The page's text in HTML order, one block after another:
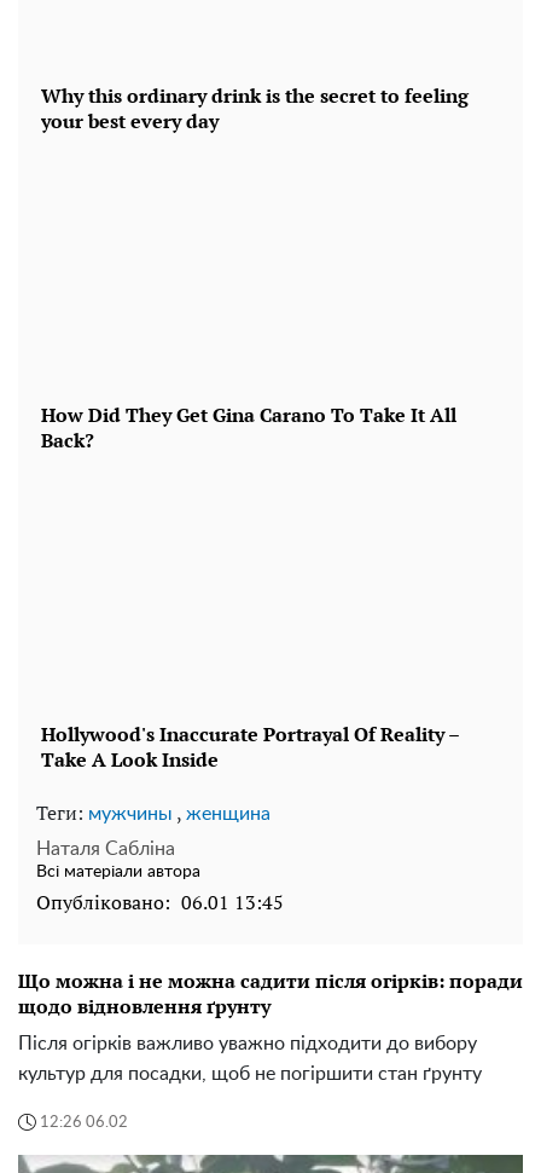
Що можна і не можна садити після огірків: поради
щодо відновлення ґрунту
культур для посадки, щоб не погіршити стан ґрунту
12:26 06.02